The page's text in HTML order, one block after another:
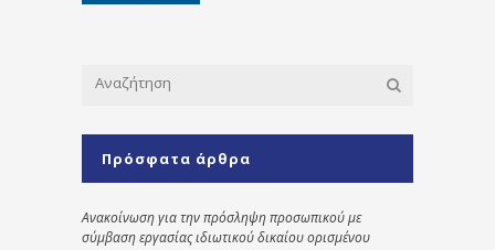
Πρόσφατα άρθρα
Ανακοίνωση για την πρόσληψη προσωπικού με
σύμβαση εργασίας ιδιωτικού δικαίου ορισμένου